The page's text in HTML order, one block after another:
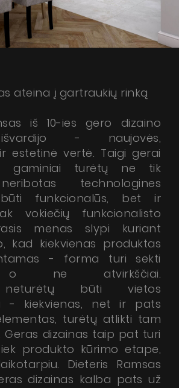
ateina į gartraukių rinką
iš 10-ies gero dizaino
- naujovės,
estetinė vertė. Taigi gerai
gaminiai turėtų ne tik
technologines
būti funkcionalūs, bet ir
vokiečių funkcionalisto
menas slypi kuriant
kad kiekvienas produktas
- forma turi sekti
o ne atvirkščiai.
neturėtų būti vietos
- kiekvienas, net ir pats
turėtų atlikti tam
Geras dizainas taip pat turi
produkto kūrimo etape,
Dieteris Ramsas
dizainas kalba pats už